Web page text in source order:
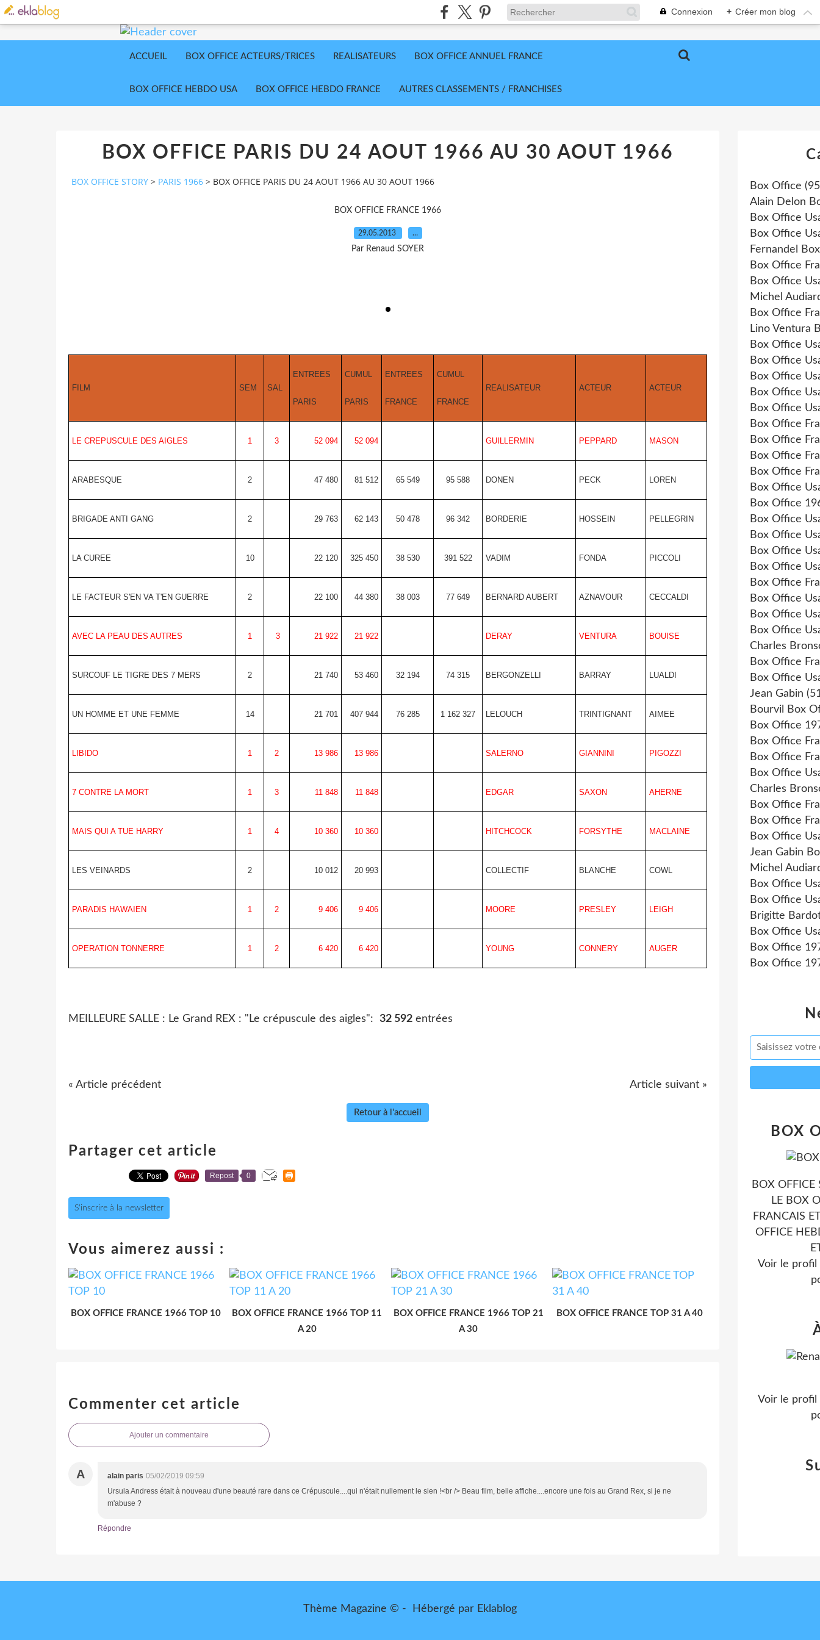
Connexion + Créer mon blog
ACCUEIL BOX OFFICE ACTEURS/TRICES REALISATEURS BOX OFFICE ANNUEL FRANCE
BOX OFFICE HEBDO USA BOX OFFICE HEBDO FRANCE AUTRES CLASSEMENTS / FRANCHISES
BOX OFFICE PARIS DU 24 AOUT 1966 AU 30 AOUT 1966
BOX OFFICE STORY > PARIS 1966 > BOX OFFICE PARIS DU 24 AOUT 1966 AU 30 AOUT 1966
BOX OFFICE FRANCE 1966
29.05.2013 …
Par Renaud SOYER
FILM SEM SAL
ENTREES
PARIS
CUMUL
PARIS
ENTREES
FRANCE
CUMUL
FRANCE
REALISATEUR ACTEUR ACTEUR
LE CREPUSCULE DES AIGLES 1 3 52 094 52 094 GUILLERMIN PEPPARD MASON
ARABESQUE 2 47 480 81 512 65 549 95 588 DONEN PECK LOREN
BRIGADE ANTI GANG 2 29 763 62 143 50 478 96 342 BORDERIE HOSSEIN PELLEGRIN
LA CUREE 10 22 120 325 450 38 530 391 522 VADIM FONDA PICCOLI
LE FACTEUR S'EN VA T'EN GUERRE 2 22 100 44 380 38 003 77 649 BERNARD AUBERT AZNAVOUR CECCALDI
AVEC LA PEAU DES AUTRES 1 3 21 922 21 922 DERAY VENTURA BOUISE
SURCOUF LE TIGRE DES 7 MERS 2 21 740 53 460 32 194 74 315 BERGONZELLI BARRAY LUALDI
UN HOMME ET UNE FEMME 14 21 701 407 944 76 285 1 162 327 LELOUCH TRINTIGNANT AIMEE
LIBIDO 1 2 13 986 13 986 SALERNO GIANNINI PIGOZZI
7 CONTRE LA MORT 1 3 11 848 11 848 EDGAR SAXON AHERNE
MAIS QUI A TUE HARRY 1 4 10 360 10 360 HITCHCOCK FORSYTHE MACLAINE
LES VEINARDS 2 10 012 20 993 COLLECTIF BLANCHE COWL
PARADIS HAWAIEN 1 2 9 406 9 406 MOORE PRESLEY LEIGH
OPERATION TONNERRE 1 2 6 420 6 420 YOUNG CONNERY AUGER
MEILLEURE SALLE : Le Grand REX : "Le crépuscule des aigles": 32 592 entrées
« Article précédent Article suivant »
Retour à l'accueil
Partager cet article
Repost 0
S'inscrire à la newsletter
Vous aimerez aussi :
BOX OFFICE FRANCE 1966 TOP 10
BOX OFFICE FRANCE 1966 TOP 11
A 20
BOX OFFICE FRANCE 1966 TOP 21
A 30
BOX OFFICE FRANCE TOP 31 A 40
Commenter cet article
Ajouter un commentaire
A alain paris 05/02/2019 09:59
Ursula Andress était à nouveau d'une beauté rare dans ce Crépuscule....qui n'était nullement le sien !<br /> Beau film, belle affiche....encore une fois au Grand Rex, si je ne
m'abuse ?
Répondre
Box Office
Alain Delon
Box Office
Box Office
Fernandel
Box Office
Box Office
Michel
Box Office
Lino Ventura
Box Office
Box Office
Box Office
Box Office
Box Office
Box Office
Box Office
Box Office
Box Office
Box Office
Box Office
Box Office
Box Office
Box Office
Box Office
Box Office
Box Office
Box Office
Box Office
Charles
Box Office
Box Office
Jean Gabin
Bourvil Box
Box Office
Box Office
Box Office
Box Office
Charles
Box Office
Box Office
Box Office
Jean Gabin
Michel
Box Office
Box Office
Brigitte
Box Office
Box Office
Box Office
BOX
BOX OFFICE
LE BOX
FRANCAIS
OFFICE
Voir le
Voir le
Thème Magazine © - Hébergé par Eklablog